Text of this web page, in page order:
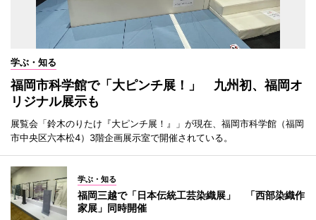
学ぶ・知る
福岡市科学館で「大ピンチ展！」 九州初、福岡オ
リジナル展示も
展覧会「鈴木のりたけ『大ピンチ展！』」が現在、福岡市科学館（福岡
市中央区六本松4）3階企画展示室で開催されている。
学ぶ・知る
福岡三越で「日本伝統工芸染織展」 「西部染織作
家展」同時開催